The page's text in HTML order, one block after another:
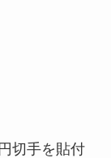
切手を貼付